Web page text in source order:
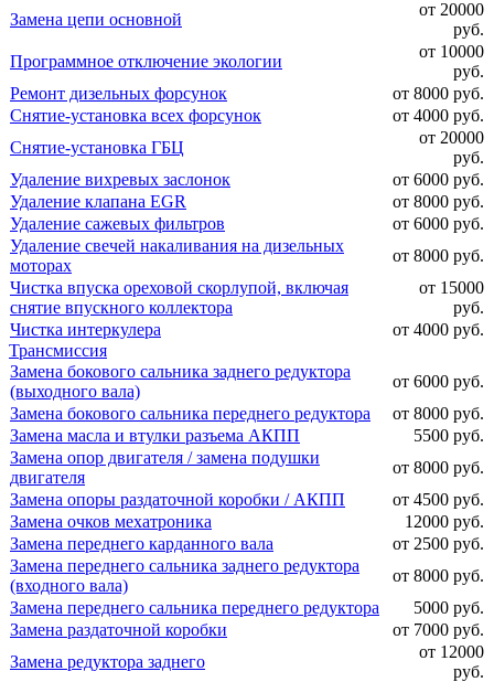
Замена цепи основной
от 20000
руб.
Программное отключение экологии
от 10000
руб.
Ремонт дизельных форсунок
от 8000 руб.
Снятие-установка всех форсунок
от 4000 руб.
Снятие-установка ГБЦ
от 20000
руб.
Удаление вихревых заслонок
от 6000 руб.
Удаление клапана EGR
от 8000 руб.
Удаление сажевых фильтров
от 6000 руб.
Удаление свечей накаливания на дизельных
моторах
от 8000 руб.
Чистка впуска ореховой скорлупой, включая
снятие впускного коллектора
от 15000
руб.
Чистка интеркулера
от 4000 руб.
Трансмиссия
Замена бокового сальника заднего редуктора
(выходного вала)
от 6000 руб.
Замена бокового сальника переднего редуктора
от 8000 руб.
Замена масла и втулки разъема АКПП
5500 руб.
Замена опор двигателя / замена подушки
двигателя
от 8000 руб.
Замена опоры раздаточной коробки / АКПП
от 4500 руб.
Замена очков мехатроника
12000 руб.
Замена переднего карданного вала
от 2500 руб.
Замена переднего сальника заднего редуктора
(входного вала)
от 8000 руб.
Замена переднего сальника переднего редуктора
5000 руб.
Замена раздаточной коробки
от 7000 руб.
Замена редуктора заднего
от 12000
руб.